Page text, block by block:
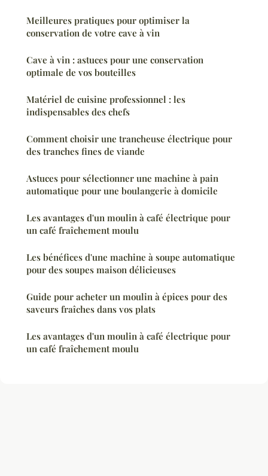
Meilleures pratiques pour optimiser la
conservation de votre cave à vin
Cave à vin : astuces pour une conservation
optimale de vos bouteilles
Matériel de cuisine professionnel : les
indispensables des chefs
Comment choisir une trancheuse électrique pour
des tranches fines de viande
Astuces pour sélectionner une machine à pain
automatique pour une boulangerie à domicile
Les avantages d'un moulin à café électrique pour
un café fraîchement moulu
Les bénéfices d'une machine à soupe automatique
pour des soupes maison délicieuses
Guide pour acheter un moulin à épices pour des
saveurs fraîches dans vos plats
Les avantages d'un moulin à café électrique pour
un café fraîchement moulu